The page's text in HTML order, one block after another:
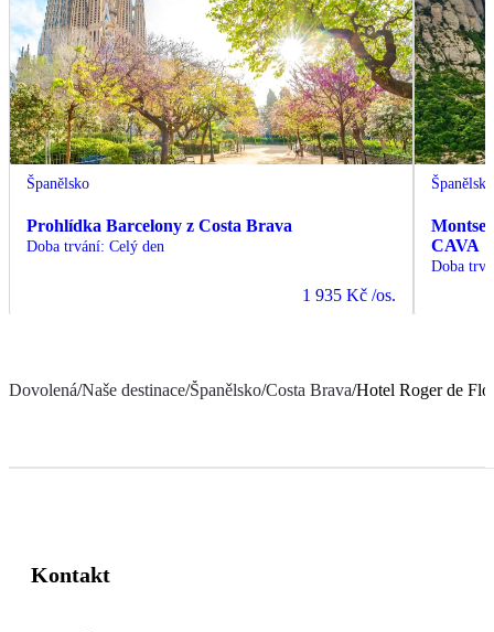
Španělsko
Prohlídka Barcelony z Costa Brava
Doba trvání: Celý den
1 935 Kč /os.
Španělsko
CAVA
Doba
Dovolená/Naše destinace/Španělsko/Costa Brava/Hotel Roger de
Kontakt